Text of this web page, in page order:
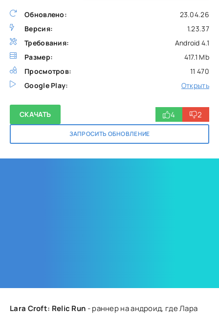
Обновлено:
23.04.26
Версия:
1.23.37
Требования:
Android 4.1
Размер:
417.1 Mb
Просмотров:
11 470
Google Play:
Открыть
СКАЧАТЬ
ЗАПРОСИТЬ ОБНОВЛЕНИЕ
4 2
Lara Croft: Relic Run - раннер на андроид, где Лара